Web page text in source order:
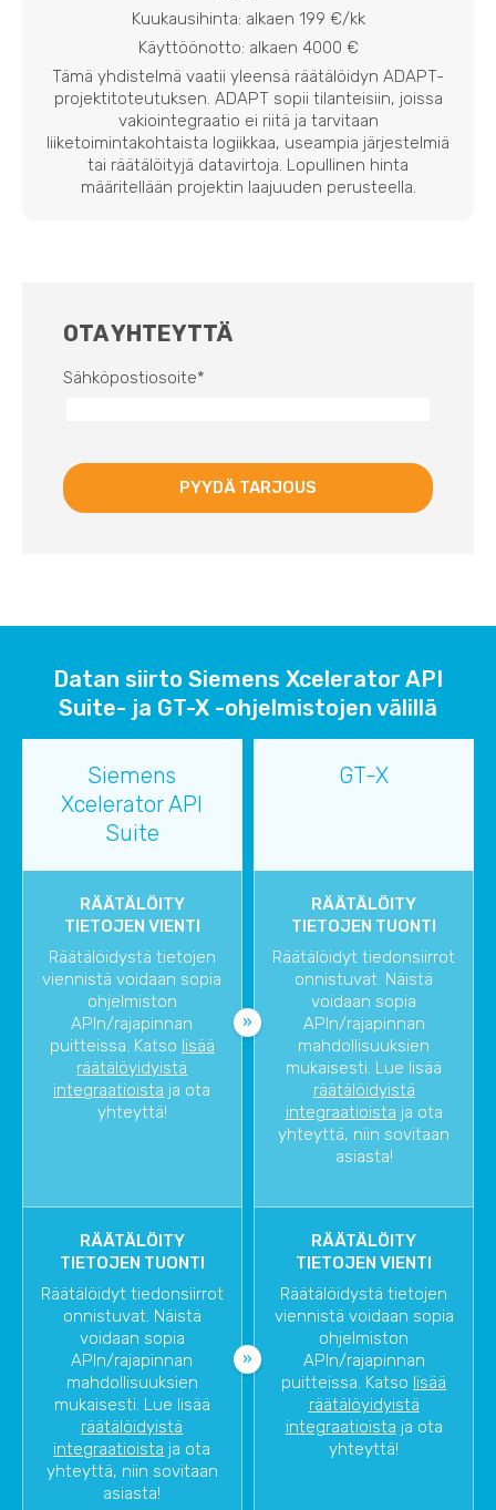
Kuukausihinta: alkaen 199 €/kk
Käyttöönotto: alkaen 4000 €
Tämä yhdistelmä vaatii yleensä räätälöidyn ADAPT-
projektitoteutuksen. ADAPT sopii tilanteisiin, joissa
vakiointegraatio ei riitä ja tarvitaan
liiketoimintakohtaista logiikkaa, useampia järjestelmiä
tai räätälöityjä datavirtoja. Lopullinen hinta
määritellään projektin laajuuden perusteella.
OTA YHTEYTTÄ
Sähköpostiosoite*
Datan siirto Siemens Xcelerator API
Suite- ja GT-X -ohjelmistojen välillä
Siemens
Xcelerator API
Suite
GT-X
RÄÄTÄLÖITY
TIETOJEN VIENTI
Räätälöidystä tietojen
viennistä voidaan sopia
ohjelmiston
APIn/rajapinnan
puitteissa. Katso lisää
räätälöyidyistä
integraatioista ja ota
yhteyttä!
RÄÄTÄLÖITY
TIETOJEN TUONTI
Räätälöidyt tiedonsiirrot
onnistuvat. Näistä
voidaan sopia
APIn/rajapinnan
mahdollisuuksien
mukaisesti. Lue lisää
räätälöidyistä
integraatioista ja ota
yhteyttä, niin sovitaan
asiasta!
RÄÄTÄLÖITY
TIETOJEN TUONTI
Räätälöidyt tiedonsiirrot
onnistuvat. Näistä
voidaan sopia
APIn/rajapinnan
mahdollisuuksien
mukaisesti. Lue lisää
räätälöidyistä
integraatioista ja ota
yhteyttä, niin sovitaan
asiasta!
RÄÄTÄLÖITY
TIETOJEN VIENTI
Räätälöidystä tietojen
viennistä voidaan sopia
ohjelmiston
APIn/rajapinnan
puitteissa. Katso lisää
räätälöyidyistä
integraatioista ja ota
yhteyttä!